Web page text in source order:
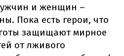
и женщин –
Пока есть герои, что
защищают мирное
от лживого